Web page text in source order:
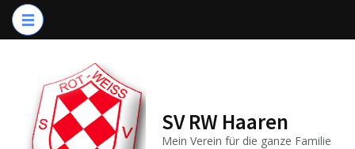
Zum
Inhalt
drücken)
SV RW Haaren
Mein Verein für die ganze Familie